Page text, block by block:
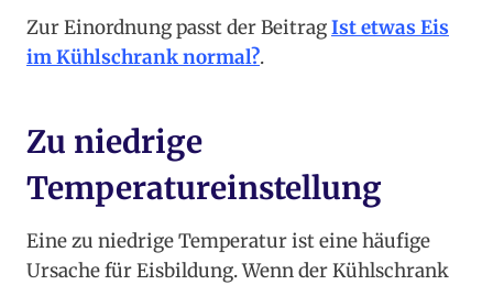
Zur Einordnung passt der BeitragIst etwas Eis
im Kühlschrank normal?.
Zu niedrige
Temperatureinstellung
Eine zu niedrige Temperatur ist eine häufige
Ursache für Eisbildung. Wenn der Kühlschrank